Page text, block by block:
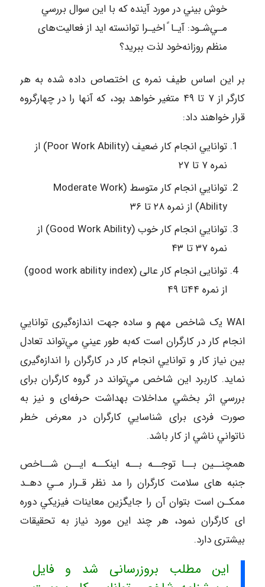
ﺧﻮش ﺑﻴﻨﻲ در ﻣﻮرد آﻳﻨﺪه ﻛﻪ ﺑﺎ اﻳﻦ ﺳﻮال ﺑﺮرﺳﻲ
ﻣـﻲﺷـﻮد: آﻳـﺎ ً اﺧﻴـﺮا ﺗﻮاﻧﺴﺘﻪ اﻳﺪ از ﻓﻌﺎﻟﻴﺖﻫﺎی
ﻣﻨﻈﻢ روزاﻧﻪﺧﻮد ﻟﺬت ﺑﺒﺮﻳﺪ؟
ﺑﺮ اﻳﻦ اﺳﺎس ﻃﻴﻒ ﻧﻤﺮه ی اﺧﺘﺼﺎص داده ﺷﺪه ﺑﻪ ﻫﺮ
ﻛﺎرﮔﺮ از ۷ ﺗﺎ ۴۹ ﻣﺘﻐﻴﺮ ﺧﻮاﻫﺪ ﺑﻮد، ﻛﻪ آﻧﻬﺎ را در ﭼﻬﺎرﮔﺮوه
ﻗﺮار ﺧﻮاﻫﻨﺪ داد:
ﺗﻮاﻧﺎﻳﻲ اﻧﺠﺎم ﻛﺎر ﺿﻌﻴﻒ (Poor Work Ability) از
ﻧﻤﺮه ۷ ﺗﺎ ۲۷
ﺗﻮاﻧﺎﻳﻲ اﻧﺠﺎم ﻛﺎر ﻣﺘﻮﺳﻂ (Moderate Work
Ability) از ﻧﻤﺮه ۲۸ ﺗﺎ ۳۶
ﺗﻮاﻧﺎﻳﻲ اﻧﺠﺎم ﻛﺎر ﺧﻮب (Good Work Ability) از
ﻧﻤﺮه ۳۷ ﺗﺎ ۴۳
توانایی انجام کار عالی (good work ability index)
از نمره ۴۴تا ۴۹
WAI ﻳک ﺷﺎﺧﺺ ﻣﻬﻢ و ﺳﺎده ﺟﻬﺖ اﻧﺪازهﮔﻴﺮی ﺗﻮاﻧﺎﻳﻲ
اﻧﺠﺎم ﻛﺎر در ﻛﺎرﮔﺮان اﺳﺖ ﻛﻪﺑﻪ ﻃﻮر ﻋﻴﻨﻲ ﻣﻲﺗﻮاﻧﺪ ﺗﻌﺎدل
ﺑﻴﻦ ﻧﻴﺎز ﻛﺎر و ﺗﻮاﻧﺎﻳﻲ اﻧﺠﺎم ﻛﺎر در ﻛﺎرﮔﺮان را اﻧﺪازهﮔﻴﺮی
ﻧﻤﺎﻳﺪ. ﻛﺎرﺑﺮد اﻳﻦ ﺷﺎﺧﺺ ﻣﻲﺗﻮاﻧﺪ در ﮔﺮوه ﻛﺎرﮔﺮان ﺑﺮای
ﺑﺮرﺳﻲ اﺛﺮ ﺑﺨﺸﻲ ﻣﺪاﺧﻼت ﺑﻬﺪاﺷﺖ ﺣﺮﻓﻪای و ﻧﻴﺰ ﺑﻪ
ﺻﻮرت ﻓﺮدی ﺑﺮای ﺷﻨﺎﺳﺎﻳﻲ ﻛﺎرﮔﺮان در ﻣﻌﺮض ﺧﻄﺮ
ﻧﺎﺗﻮاﻧﻲ ﻧﺎﺷﻲ از ﻛﺎر ﺑﺎﺷﺪ.
ﻫﻤﭽﻨــﻴﻦ ﺑــﺎ ﺗﻮﺟــﻪ ﺑــﻪ اﻳﻨﻜــﻪ اﻳــﻦ ﺷــﺎﺧﺺ
ﺟﻨﺒﻪ ﻫﺎی ﺳﻼﻣﺖ ﻛﺎرﮔﺮان را ﻣﺪ ﻧﻈﺮ ﻗـﺮار ﻣـﻲ دﻫـﺪ
ﻣﻤﻜـﻦ اﺳﺖ ﺑﺘﻮان آن را ﺟﺎﻳﮕﺰﻳﻦ ﻣﻌﺎﻳﻨﺎت ﻓﻴﺰﻳﻜﻲ دوره
ای ﻛﺎرﮔﺮان ﻧﻤﻮد، ﻫﺮ ﭼﻨﺪ اﻳﻦ ﻣﻮرد ﻧﻴﺎز ﺑﻪ ﺗﺤﻘﻴﻘﺎت
ﺑﻴﺸﺘﺮی دارد.
این مطلب بروزرسانی شد و فایل